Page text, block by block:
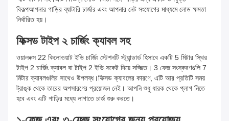
বিকল্পআপনার গাড়ির ব্যাটারি চার্জার এবং আপনার নেট সংযোগের মাধ্যমে লোড ক্ষমতা
নির্ধারিত হয়।
ফিক্সড টাইপ ২ চার্জিং ক্যাবল সহ
ওয়ালবক্স 22 কিলোওয়াট ইভি চার্জিং স্টেশনটি স্ট্যান্ডার্ড হিসাবে একটি 5 মিটার স্থির
টাইপ 2 চার্জিং ক্যাবল বা টাইপ 2 ইভি সকেট দিয়ে সজ্জিত। 3 ফেজ সংস্করণগুলি 7
মিটার ক্যাবলগুলির সাথেও উপলব্ধ।ফিক্সড ক্যাবলের কারণে, এটি আর প্রতিটি সময়
ট্রাঙ্ক থেকে তারের অপসারণের প্রয়োজন নেই। আপনি শুধু ধারক থেকে প্লাগ নিতে
হবে এবং এটি গাড়ির মধ্যে লাগাতে চার্জ শুরু করতে।